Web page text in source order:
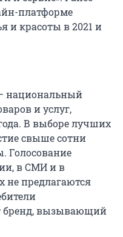
платформе
и красоты в 2021 и
национальный
и услуг,
В выборе лучших
свыше сотни
Голосование
в СМИ и в
не предлагаются
бренд, вызывающий